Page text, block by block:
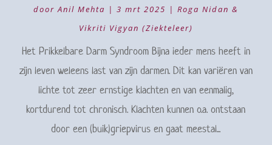
doorAnil Mehta | 3 mrt 2025 | Roga Nidan &
Vikriti Vigyan (Ziekteleer)
Het Prikkelbare Darm Syndroom Bijna ieder mens heeft in
zijn leven weleens last van zijn darmen. Dit kan variëren van
lichte tot zeer ernstige klachten en van eenmalig,
kortdurend tot chronisch. Klachten kunnen o.a. ontstaan
door een (buik)griepvirus en gaat meestal...